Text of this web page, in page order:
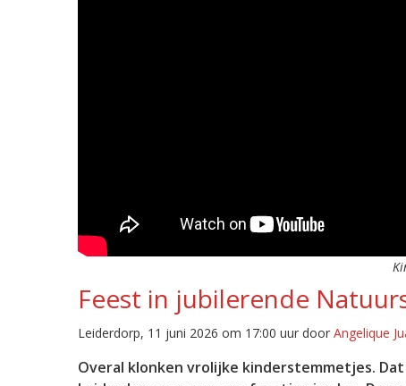
Feest in jubilerende
Leiderdorp, 11 juni 2026 om 17:00 uur door Angelique
Overal klonken vrolijke kinderstemmetjes.